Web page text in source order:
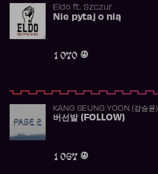
Eldoft. Szczur
Nie pytaj o nią
1 070
KANG SEUNG YOON (강승윤)
버선발 (FOLLOW)
1 067